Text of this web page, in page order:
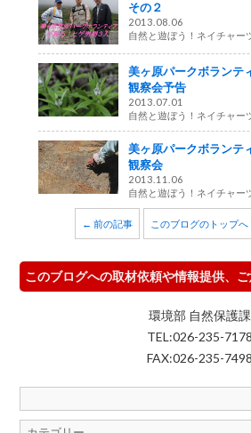
その２
2013.08.06
自然と遊ぼう！ネイチャー
美ヶ原パークボランテ
観察会予告
2013.07.01
自然と遊ぼう！ネイチャー
美ヶ原パークボランテ
観察会
2013.11.06
自然と遊ぼう！ネイチャー
← 前の記事 このブログのトップへ
このブログへの取材依頼や情報提供、
環境部 自然保護課
TEL:026-235-7178
FAX:026-235-7498